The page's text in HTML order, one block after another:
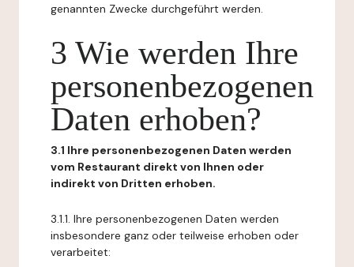
genannten Zwecke durchgeführt werden.
3 Wie werden Ihre
personenbezogenen
Daten erhoben?
3.1 Ihre personenbezogenen Daten werden
vom Restaurant direkt von Ihnen oder
indirekt von Dritten erhoben.
3.1.1. Ihre personenbezogenen Daten werden
insbesondere ganz oder teilweise erhoben oder
verarbeitet: